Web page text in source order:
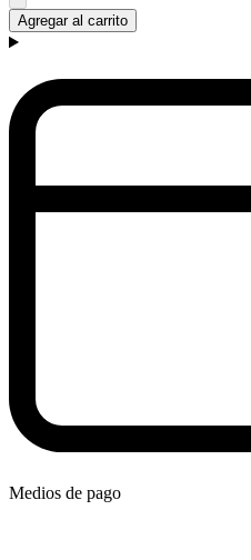
Agregar al carrito
Medios de pago